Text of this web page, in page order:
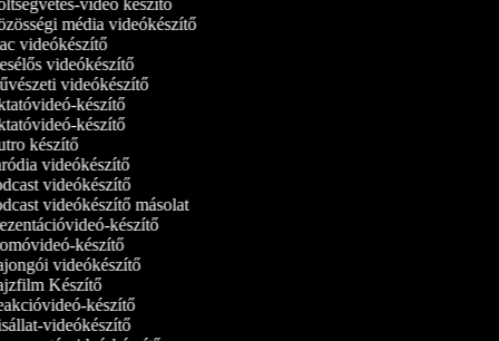
videó készítő
média videókészítő
videókészítő
videókészítő
videókészítő
készítő
készítő
videókészítő
videókészítő
videókészítő másolat
készítő
készítő
videókészítő
Készítő
készítő
videókészítő